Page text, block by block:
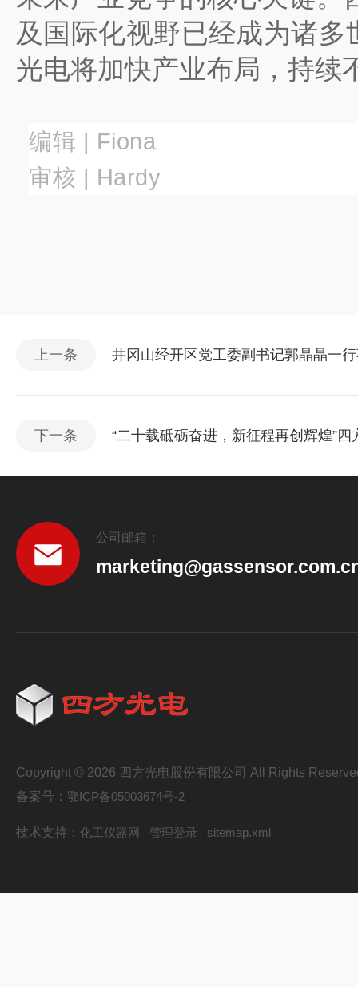
及国际化视野已经成为诸
光电将加快产业布局，持续
编辑 | Fiona
审核 | Hardy
上一条 井冈山经开区党工委副书记郭晶晶一
下一条 “二十载砥砺奋进，新征程再创辉煌”
公司邮箱：
Copyright © 2026 四方光电股份有限公司 All Rights
备案号： 鄂ICP备05003674号-2
技术支持： 化工仪器网 管理登录 sitemap.xml